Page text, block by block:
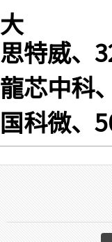
大
思特威、
龍芯中科
国科微、